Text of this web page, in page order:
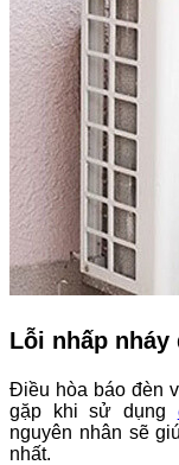
Lỗi nhấp nháy
Điều hòa báo đèn
gặp khi sử dụng
nguyên nhân sẽ
nhất.